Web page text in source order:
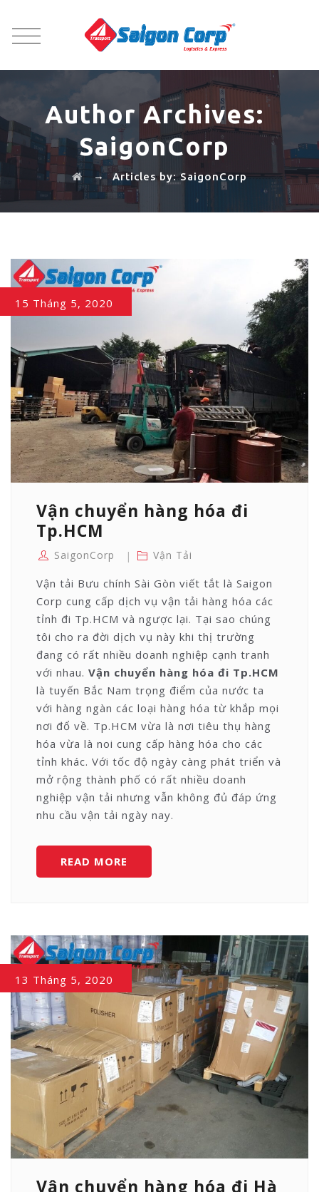
Author Archives:
SaigonCorp
→ Articles by: SaigonCorp
15 Tháng 5, 2020
Vận chuyển hàng hóa đi
Tp.HCM
SaigonCorp Vận Tải
Vận tải Bưu chính Sài Gòn viết tắt là Saigon
Corp cung cấp dịch vụ vận tải hàng hóa các
tỉnh đi Tp.HCM và ngược lại. Tại sao chúng
tôi cho ra đời dịch vụ này khi thị trường
đang có rất nhiều doanh nghiệp cạnh tranh
với nhau. Vận chuyển hàng hóa đi Tp.HCM
là tuyến Bắc Nam trọng điểm của nước ta
với hàng ngàn các loại hàng hóa từ khắp mọi
nơi đổ về. Tp.HCM vừa là nơi tiêu thụ hàng
hóa vừa là noi cung cấp hàng hóa cho các
tỉnh khác. Với tốc độ ngày càng phát triển và
mở rộng thành phố có rất nhiều doanh
nghiệp vận tải nhưng vẫn không đủ đáp ứng
nhu cầu vận tải ngày nay.
READ MORE
CHUYỂN
TP.HCM
13 Tháng 5, 2020
Vận chuyển hàng hóa đi Hà